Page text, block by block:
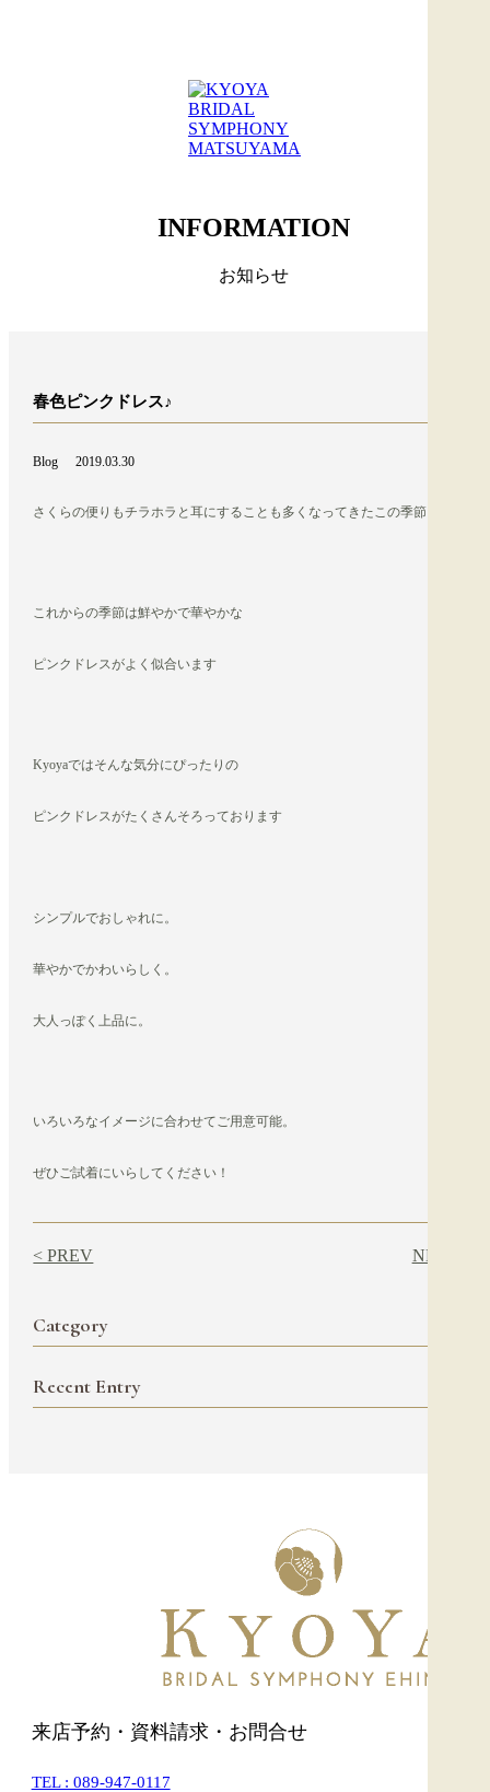
INFORMATION
お知らせ
春色ピンクドレス♪
Blog 2019.03.30
さくらの便りもチラホラと耳にすることも多くなってきたこの季節
これからの季節は鮮やかで華やかな
ピンクドレスがよく似合います
Kyoyaではそんな気分にぴったりの
ピンクドレスがたくさんそろっております
シンプルでおしゃれに。
華やかでかわいらしく。
大人っぽく上品に。
いろいろなイメージに合わせてご用意可能。
ぜひご試着にいらしてください！
< PREV NEXT >
Category
Recent Entry
来店予約・資料請求・お問合せ
TEL : 089-947-0117